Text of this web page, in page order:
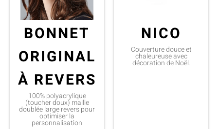
BONNET
ORIGINAL
À REVERS
100% polyacrylique
(toucher doux) maille
doublée large revers pour
optimiser la
personnalisation
NICO
Couverture douce et
chaleureuse avec
décoration de Noël.